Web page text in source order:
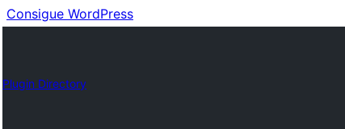
Consigue WordPress
Plugin Directory